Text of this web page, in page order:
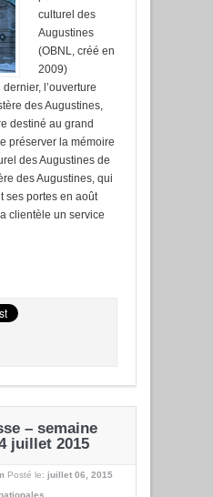
culturel des
Augustines
(OBNL, créé en
2009)
l’ouverture
des Augustines,
destiné au grand
préserver la mémoire
des Augustines de
des Augustines, qui
ses portes en août
clientèle un service
– semaine
juillet 2015
Posté le: juillet 06, 2015